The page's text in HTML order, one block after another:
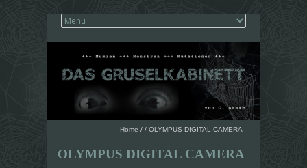
Home / / OLYMPUS DIGITAL CAMERA
OLYMPUS DIGITAL CAMERA